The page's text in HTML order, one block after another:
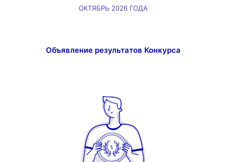
ОКТЯБРЬ 2026 ГОДА
Объявление результатов Конкурса